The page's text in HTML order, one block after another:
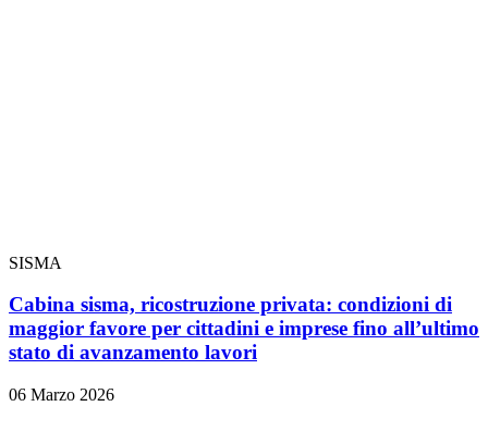
SISMA
Cabina sisma, ricostruzione privata: condizioni di
maggior favore per cittadini e imprese fino all’ultimo
stato di avanzamento lavori
06 Marzo 2026